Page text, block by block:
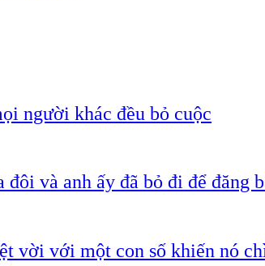
người khác đều bỏ cuộc
và anh ấy đã bỏ đi để đăng
vời với một con số khiến nó